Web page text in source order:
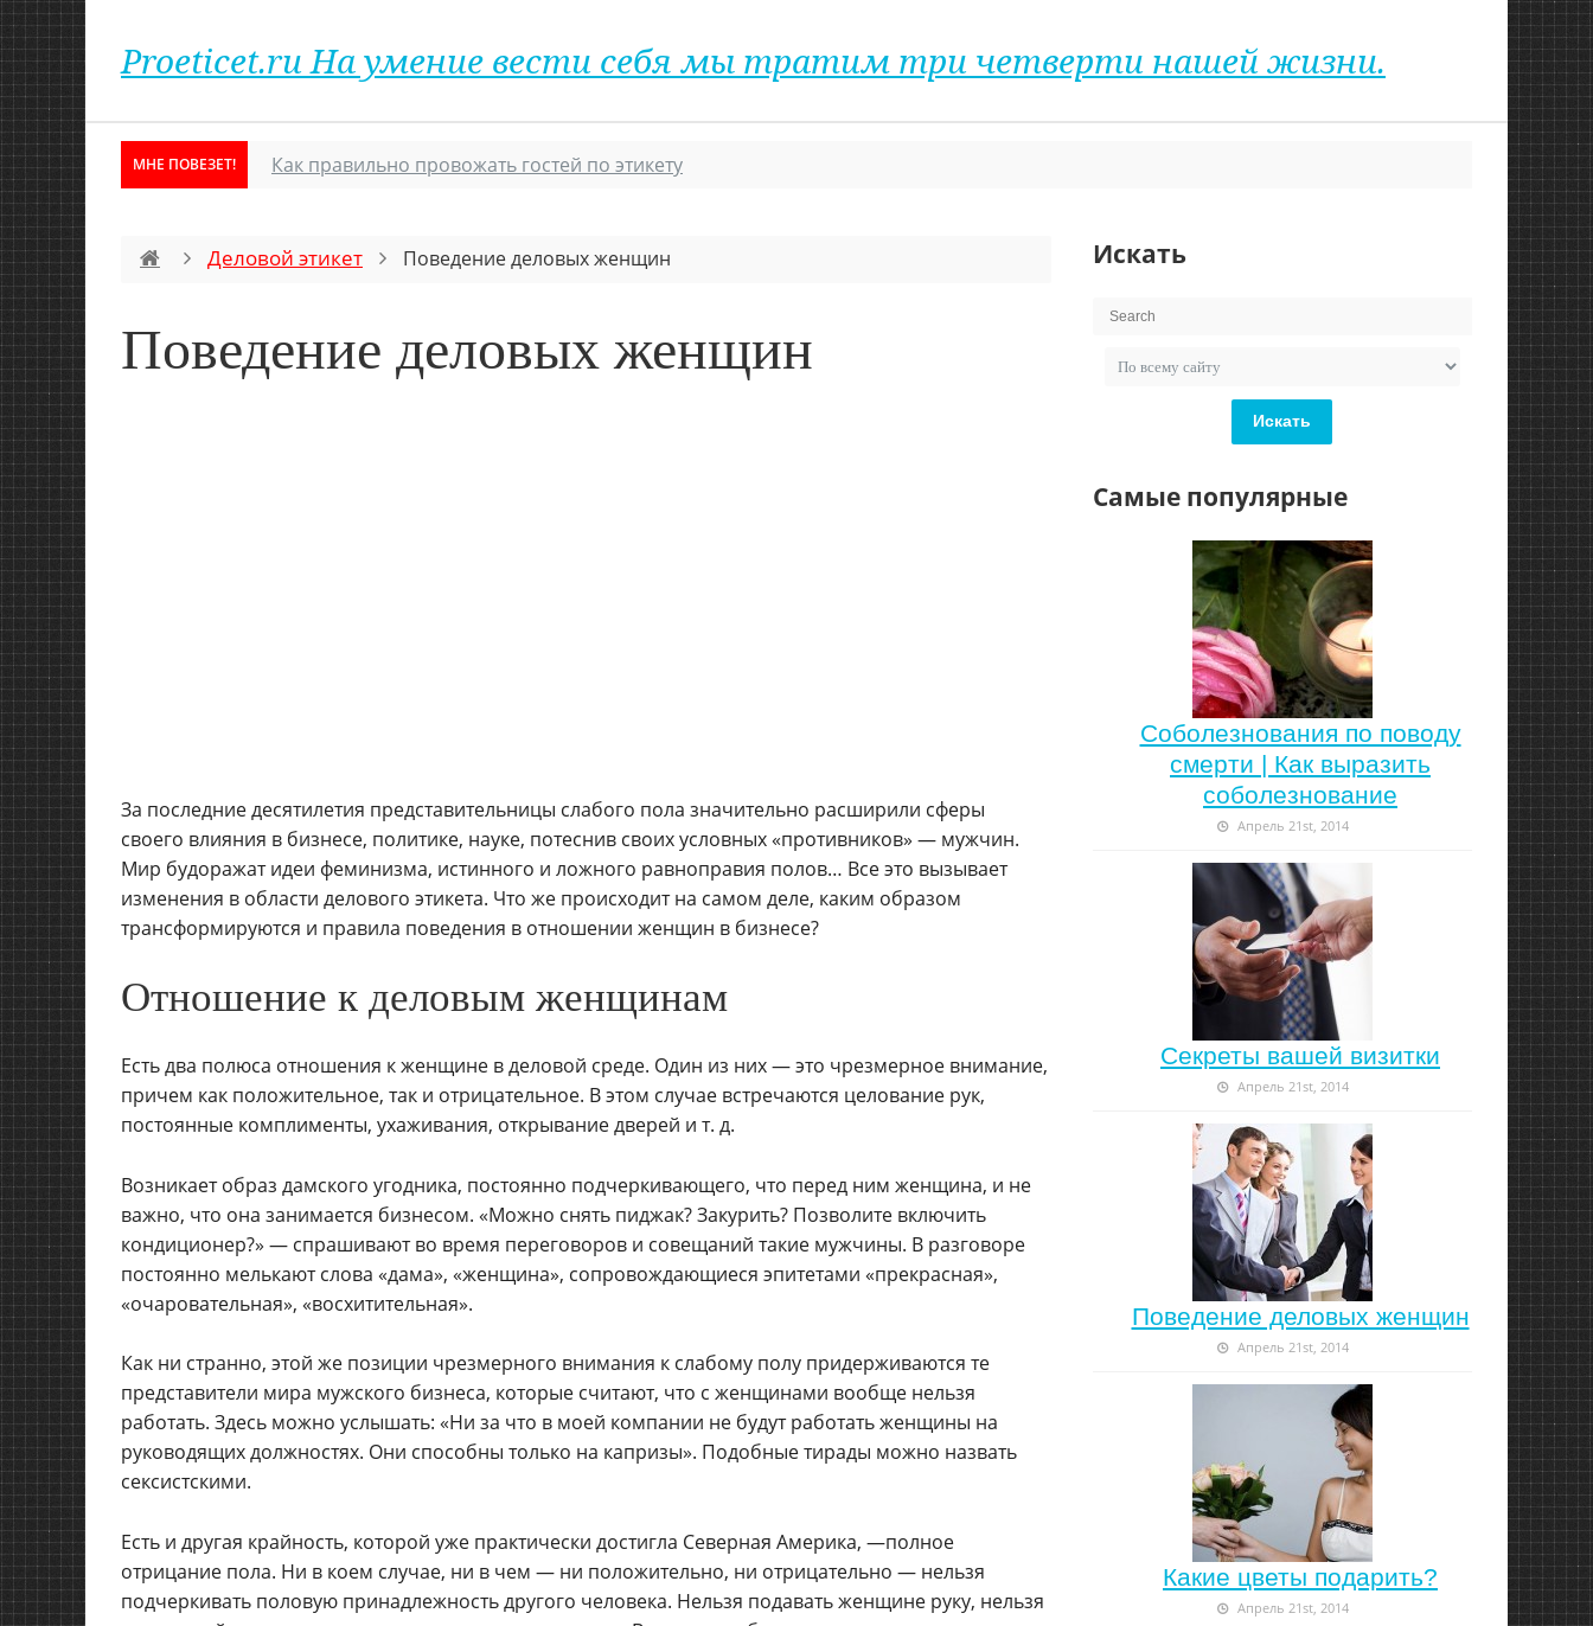
Proeticet.ru На умение вести себя мы тратим три четверти нашей жизни.
МНЕ ПОВЕЗЕТ! Как правильно провожать гостей по этикету
Деловой этикет Поведение деловых женщин
Поведение деловых женщин
За последние десятилетия представительницы слабого пола значительно расширили сферы
своего влияния в бизнесе, политике, науке, потеснив своих условных «противников» — мужчин.
Мир будоражат идеи феминизма, истинного и ложного равноправия полов… Все это вызывает
изменения в области делового этикета. Что же происходит на самом деле, каким образом
трансформируются и правила поведения в отношении женщин в бизнесе?
Отношение к деловым женщинам
Есть два полюса отношения к женщине в деловой среде. Один из них — это чрезмерное внимание,
причем как положительное, так и отрицательное. В этом случае встречаются целование рук,
постоянные комплименты, ухаживания, открывание дверей и т. д.
Возникает образ дамского угодника, постоянно подчеркивающего, что перед ним женщина, и не
важно, что она занимается бизнесом. «Можно снять пиджак? Закурить? Позволите включить
кондиционер?» — спрашивают во время переговоров и совещаний такие мужчины. В разговоре
постоянно мелькают слова «дама», «женщина», сопровождающиеся эпитетами «прекрасная»,
«очаровательная», «восхитительная».
Как ни странно, этой же позиции чрезмерного внимания к слабому полу придерживаются те
представители мира мужского бизнеса, которые считают, что с женщинами вообще нельзя
работать. Здесь можно услышать: «Ни за что в моей компании не будут работать женщины на
руководящих должностях. Они способны только на капризы». Подобные тирады можно назвать
сексистскими.
Есть и другая крайность, которой уже практически достигла Северная Америка, —полное
отрицание пола. Ни в коем случае, ни в чем — ни положительно, ни отрицательно — нельзя
подчеркивать половую принадлежность другого человека. Нельзя подавать женщине руку, нельзя
Искать
Искать
Самые популярные
Соболезнования по поводу
смерти | Как выразить
соболезнование
Апрель 21st, 2014
Секреты вашей визитки
Апрель 21st, 2014
Поведение деловых женщин
Апрель 21st, 2014
Какие цветы подарить?
Апрель 21st, 2014